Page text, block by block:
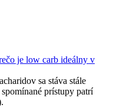
je low carb ideálny v
sa stáva stále
prístupy patrí